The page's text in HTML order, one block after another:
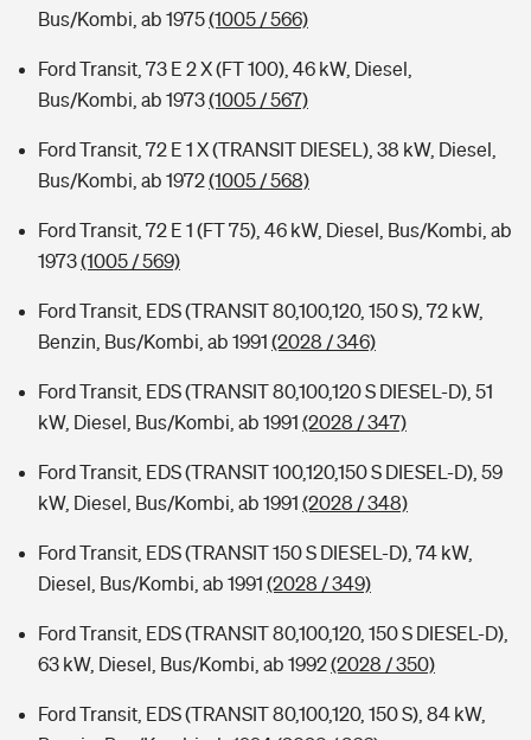
Bus/Kombi, ab 1975(1005 / 566)
Ford Transit, 73 E 2 X (FT 100), 46 kW, Diesel,
Bus/Kombi, ab 1973(1005 / 567)
Ford Transit, 72 E 1 X (TRANSIT DIESEL), 38 kW, Diesel,
Bus/Kombi, ab 1972(1005 / 568)
Ford Transit, 72 E 1 (FT 75), 46 kW, Diesel, Bus/Kombi, ab
1973(1005 / 569)
Ford Transit, EDS (TRANSIT 80,100,120, 150 S), 72 kW,
Benzin, Bus/Kombi, ab 1991 (2028 / 346)
Ford Transit, EDS (TRANSIT 80,100,120 S DIESEL-D), 51
kW, Diesel, Bus/Kombi, ab 1991 (2028 / 347)
Ford Transit, EDS (TRANSIT 100,120,150 S DIESEL-D), 59
kW, Diesel, Bus/Kombi, ab 1991 (2028 / 348)
Ford Transit, EDS (TRANSIT 150 S DIESEL-D), 74 kW,
Diesel, Bus/Kombi, ab 1991 (2028 / 349)
Ford Transit, EDS (TRANSIT 80,100,120, 150 S DIESEL-D),
63 kW, Diesel, Bus/Kombi, ab 1992(2028 / 350)
Ford Transit, EDS (TRANSIT 80,100,120, 150 S), 84 kW,